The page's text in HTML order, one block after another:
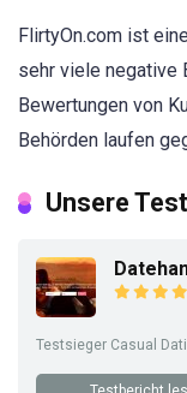
FlirtyOn.com ist
sehr viele negative
Bewertungen von
Behörden laufen
Unsere
Testsieger Casual